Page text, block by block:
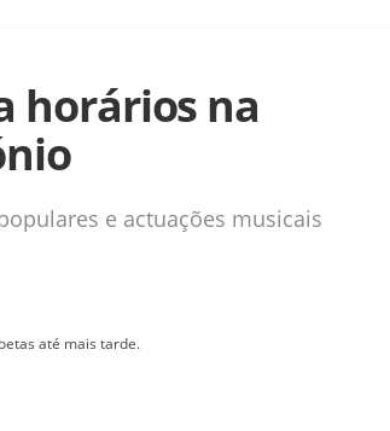
horários na
e actuações musicais
até mais tarde.